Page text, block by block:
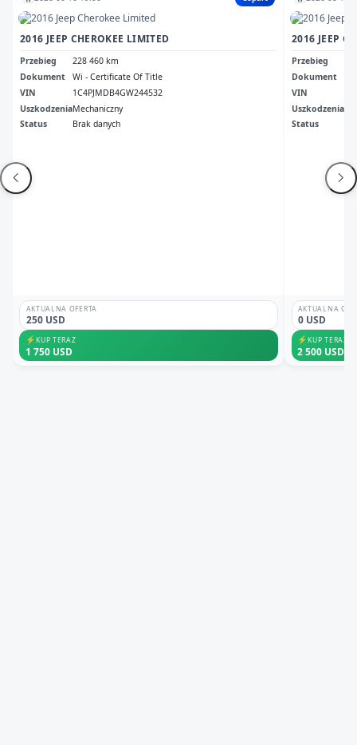
2016 JEEP CHEROKEE LIMITED
Przebieg
228 460 km
Dokument
Wi - Certificate Of Title
VIN
1C4PJMDB4GW244532
UszkodzeniaMechaniczny
Status
Brak danych
AKTUALNA OFERTA
250 USD
⚡KUP TERAZ
1 750 USD
2016 JEEP
Przebieg
Dokument
VIN
Uszkodzenia
Status
AKTUALNA
0 USD
⚡KUP TERAZ
2 500 USD